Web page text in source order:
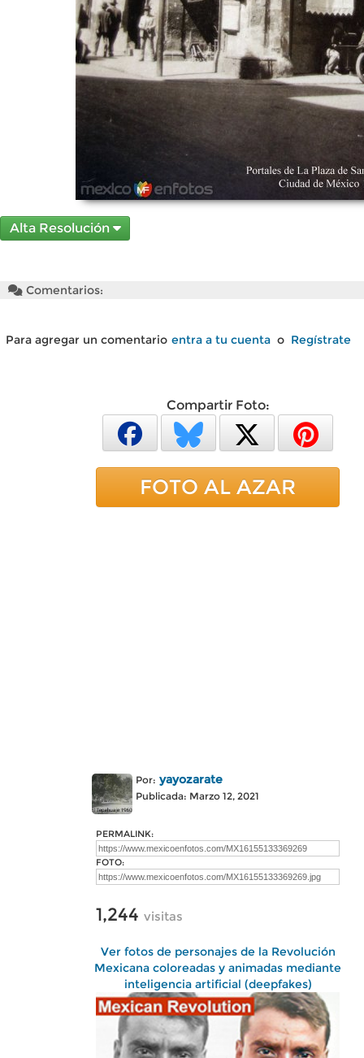
Alta Resolución
Comentarios:
Para agregar un comentario entra a tu cuenta o Regístrate
Compartir Foto:
FOTO AL AZAR
Por: yayozarate
Publicada: Marzo 12, 2021
PERMALINK:
FOTO:
1,244 visitas
Ver fotos de personajes de la Revolución
Mexicana coloreadas y animadas mediante
inteligencia artificial (deepfakes)